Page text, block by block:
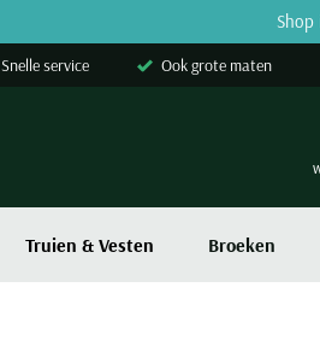
Shop
Snelle service Ook grote maten
Truien & Vesten Broeken